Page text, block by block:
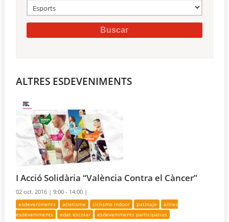
ALTRES ESDEVENIMENTS
I Acció Solidària “València Contra el Càncer”
02 oct. 2016 |9:00 - 14:00 |
esdeveniments atletisme ciclismo indoor patinaje
altres
esdeveniments
edat escolar esdeveniments participatius